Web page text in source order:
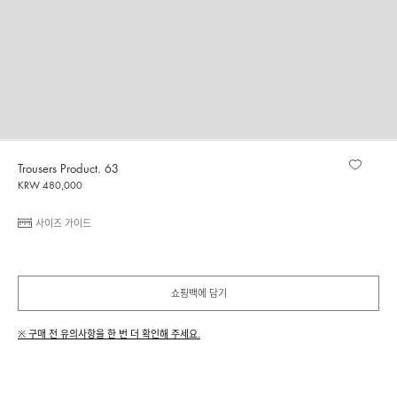
Trousers Product. 63
KRW 480,000
사이즈 가이드
쇼핑백에 담기
※ 구매 전 유의사항을 한 번 더 확인해 주세요.